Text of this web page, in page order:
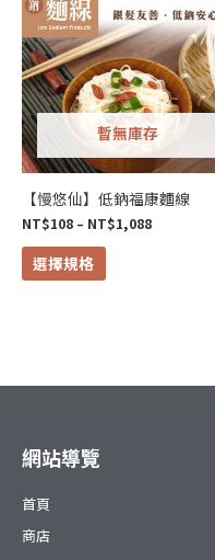
選
項
暫無庫存
【慢悠仙】低鈉福康麵線
NT$108 – NT$1,088
圍：
NT$108
到
NT$1,088
選擇規格
品
有
多
種
款
式。
可
在
產
品
擇
網站導覽
首頁
商店